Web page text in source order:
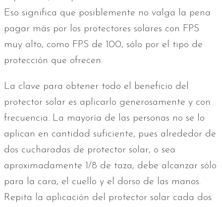
Eso significa que posiblemente no valga la pena
pagar más por los protectores solares con FPS
muy alto, como FPS de 100, sólo por el tipo de
protección que ofrecen.
La clave para obtener todo el beneficio del
protector solar es aplicarlo generosamente y con
frecuencia. La mayoría de las personas no se lo
aplican en cantidad suficiente, pues alrededor de
dos cucharadas de protector solar, o sea
aproximadamente 1/8 de taza, debe alcanzar sólo
para la cara, el cuello y el dorso de las manos.
Repita la aplicación del protector solar cada dos